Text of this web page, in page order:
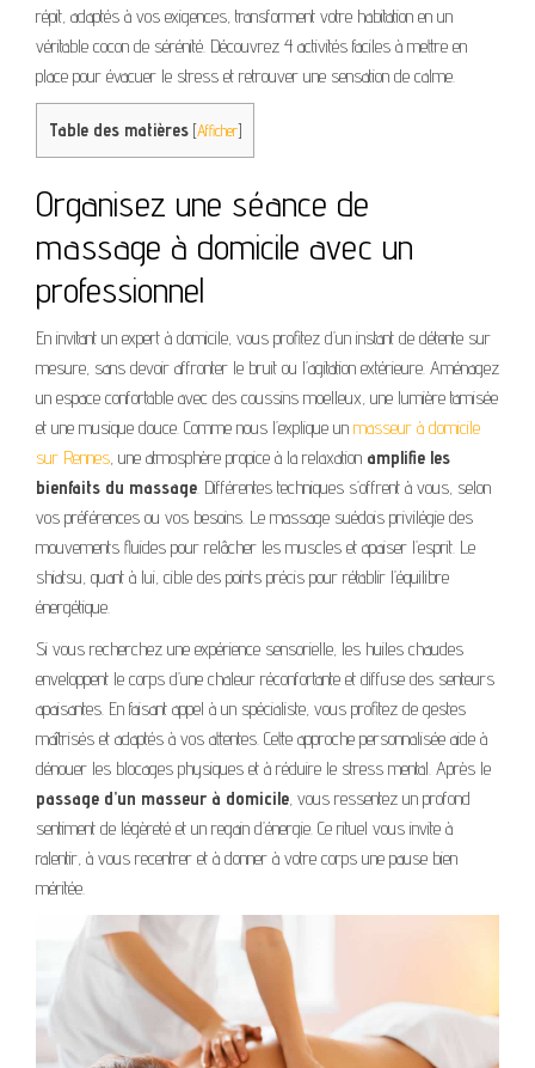
répit, adaptés à vos exigences, transforment votre habitation en un
véritable cocon de sérénité. Découvrez 4 activités faciles à mettre en
place pour évacuer le stress et retrouver une sensation de calme.
Table des matières [Afficher]
Organisez une séance de
massage à domicile avec un
professionnel
En invitant un expert à domicile, vous profitez d’un instant de détente sur
mesure, sans devoir affronter le bruit ou l’agitation extérieure. Aménagez
un espace confortable avec des coussins moelleux, une lumière tamisée
et une musique douce. Comme nous l’explique un masseur à domicile
sur Rennes, une atmosphère propice à la relaxation amplifie les
bienfaits du massage. Différentes techniques s’offrent à vous, selon
vos préférences ou vos besoins. Le massage suédois privilégie des
mouvements fluides pour relâcher les muscles et apaiser l’esprit. Le
shiatsu, quant à lui, cible des points précis pour rétablir l’équilibre
énergétique.
Si vous recherchez une expérience sensorielle, les huiles chaudes
enveloppent le corps d’une chaleur réconfortante et diffuse des senteurs
apaisantes. En faisant appel à un spécialiste, vous profitez de gestes
maîtrisés et adaptés à vos attentes. Cette approche personnalisée aide à
dénouer les blocages physiques et à réduire le stress mental. Après le
passage d’un masseur à domicile, vous ressentez un profond
sentiment de légèreté et un regain d’énergie. Ce rituel vous invite à
ralentir, à vous recentrer et à donner à votre corps une pause bien
méritée.